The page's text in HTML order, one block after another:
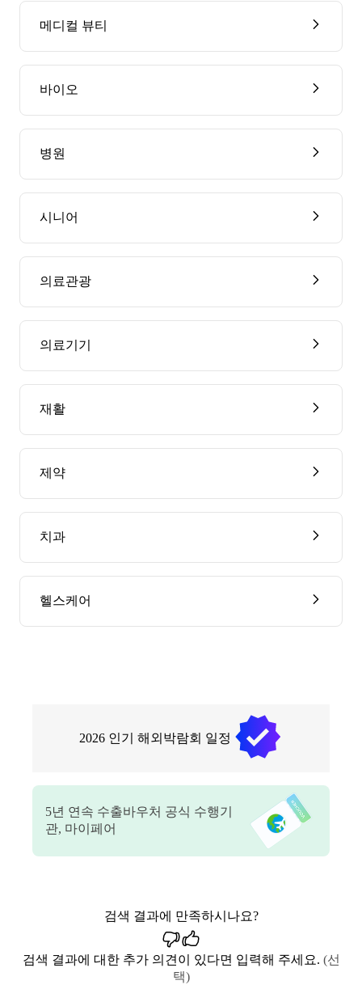
메디컬 뷰티
바이오
병원
시니어
의료관광
의료기기
재활
제약
치과
헬스케어
2026 인기 해외박람회 일정
5년 연속 수출바우처 공식 수행기
관, 마이페어
검색 결과에 만족하시나요?
검색 결과에 대한 추가 의견이 있다면 입력해 주세요. (선
택)